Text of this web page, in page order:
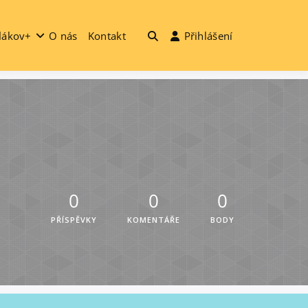
O nás Kontakt Přihlášení
0
PŘÍSPĚVKY
0
KOMENTÁŘE
0
BODY